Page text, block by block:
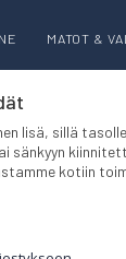
MATOT &
lisä, sillä
kotiin